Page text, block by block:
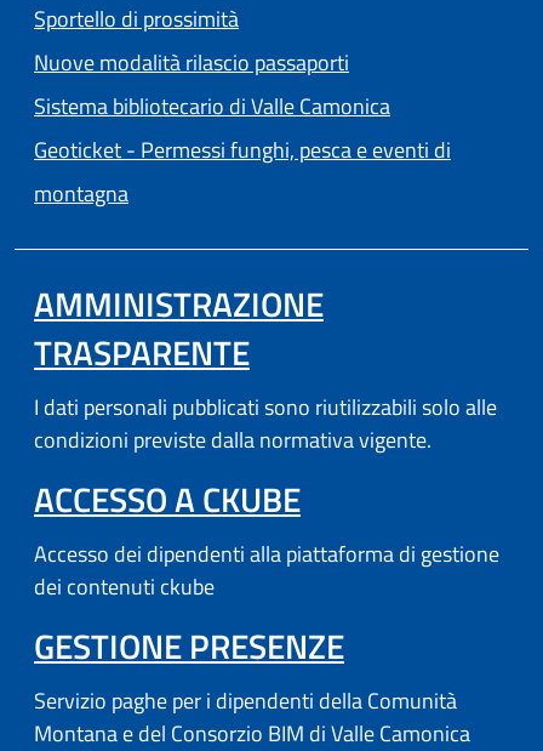
Sportello di prossimità
Nuove modalità rilascio passaporti
Sistema bibliotecario di Valle Camonica
Geoticket - Permessi funghi, pesca e eventi di
montagna
AMMINISTRAZIONE
TRASPARENTE
I dati personali pubblicati sono riutilizzabili solo alle
condizioni previste dalla normativa vigente.
ACCESSO A CKUBE(APRE IN
Accesso dei dipendenti alla piattaforma di gestione
dei contenuti ckube
GESTIONE PRESENZE(APRE IN
Servizio paghe per i dipendenti della Comunità
Montana e del Consorzio BIM di Valle Camonica